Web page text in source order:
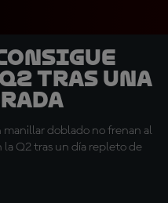
tras una
manillar doblado no frenan al
la Q2 tras un día repleto de